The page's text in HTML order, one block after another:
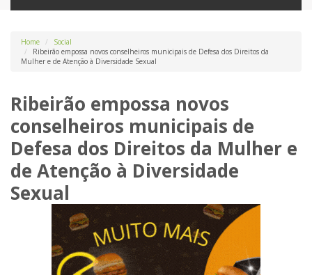
Home
Social
Ribeirão empossa novos conselheiros municipais de Defesa dos Direitos da
Mulher e de Atenção à Diversidade Sexual
Ribeirão empossa novos
conselheiros municipais de
Defesa dos Direitos da Mulher e
de Atenção à Diversidade
Sexual